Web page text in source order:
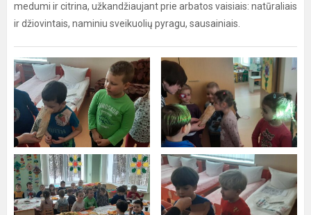
medumi ir citrina, užkandžiaujant prie arbatos vaisiais: natūraliais
ir džiovintais, naminiu sveikuolių pyragu, sausainiais.